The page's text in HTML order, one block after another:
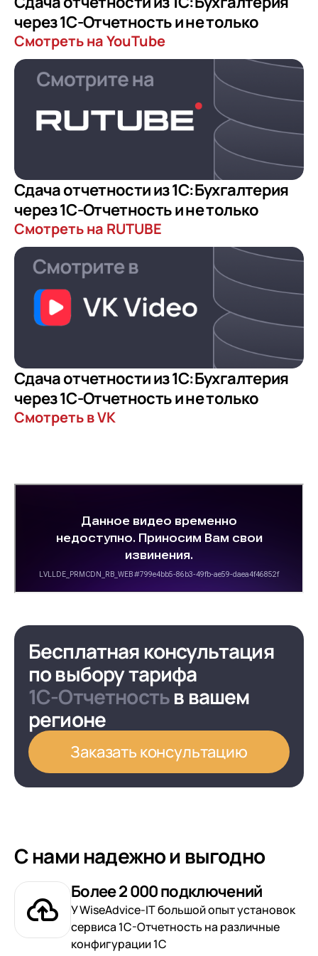
через 1С-Отчетность и не только
Смотреть на YouTube
Сдача отчетности из 1С:Бухгалтерия
через 1С-Отчетность и не только
Смотреть на RUTUBE
Сдача отчетности из 1С:Бухгалтерия
через 1С-Отчетность и не только
Смотреть в VK
Бесплатная консультация
по выбору тарифа
1С-Отчетностьв вашем
регионе
Заказать консультацию
С нами надежно и выгодно
Более 2 000 подключений
У WiseAdvice-IT большой опыт установок
сервиса 1С-Отчетность на различные
конфигурации 1С